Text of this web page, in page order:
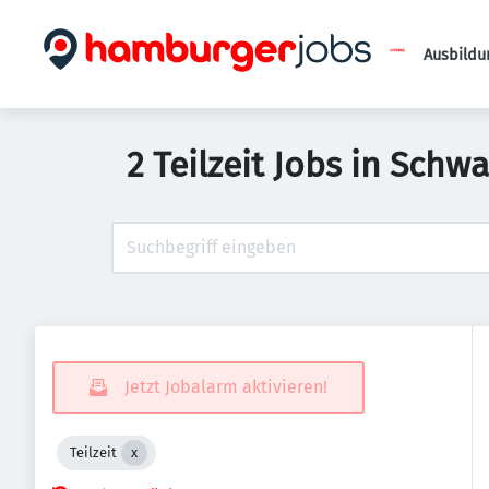
2 Teilzeit Jobs in
Jetzt Jobalarm aktivieren!
Teilzeit